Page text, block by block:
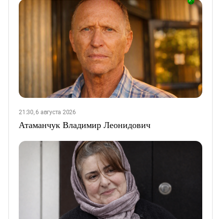
21:30, 6 августа 2026
Атаманчук Владимир Леонидович